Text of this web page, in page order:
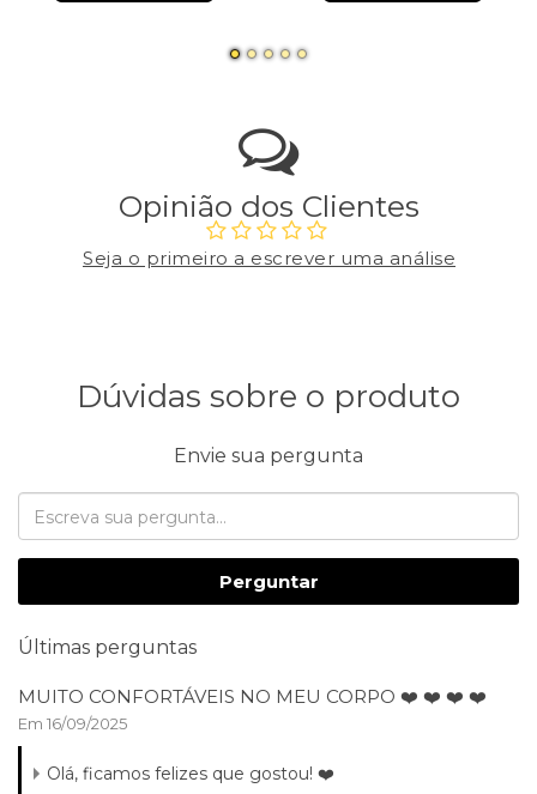
Opinião dos Clientes
Seja o primeiro a escrever uma análise
Dúvidas sobre o produto
Envie sua pergunta
Perguntar
Últimas perguntas
MUITO CONFORTÁVEIS NO MEU CORPO ❤️ ❤️ ❤️ ❤️
Em 16/09/2025
Olá, ficamos felizes que gostou! ❤️